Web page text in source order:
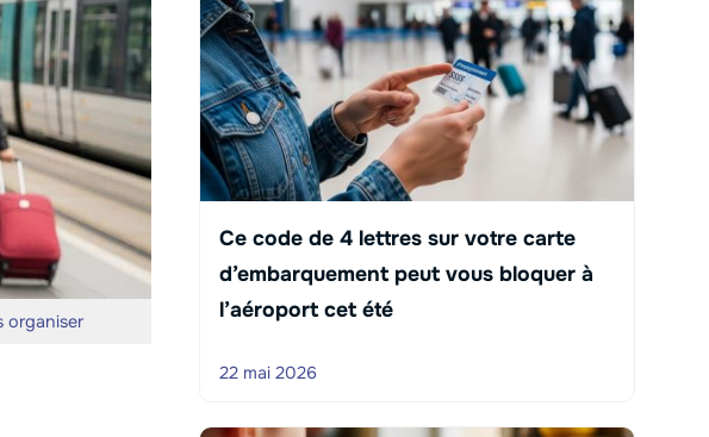
organiser
Ce code de 4 lettres sur votre carte
d’embarquement peut vous bloquer à
l’aéroport cet été
22 mai 2026